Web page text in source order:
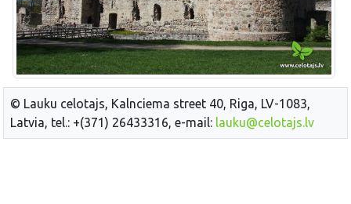
© Lauku celotajs, Kalnciema street 40, Riga, LV-1083,
Latvia, tel.: +(371) 26433316, e-mail: lauku@celotajs.lv